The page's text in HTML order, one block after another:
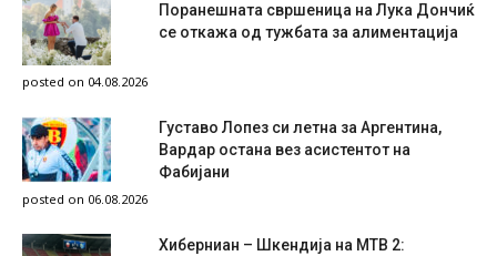
Поранешната свршеница на Лука Дончиќ
се откажа од тужбата за алиментација
posted on 04.08.2026
Густаво Лопез си летна за Аргентина,
Вардар остана вез асистентот на
Фабијани
posted on 06.08.2026
Хиберниан – Шкендија на МТВ 2: